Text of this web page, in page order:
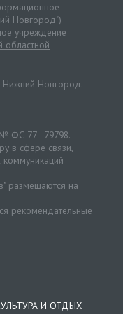
Новгород")
учреждение
областной
Нижний Новгород.
ФС 77 - 79798.
в сфере связи,
размещаются на
рекомендательные
И ОТДЫХ